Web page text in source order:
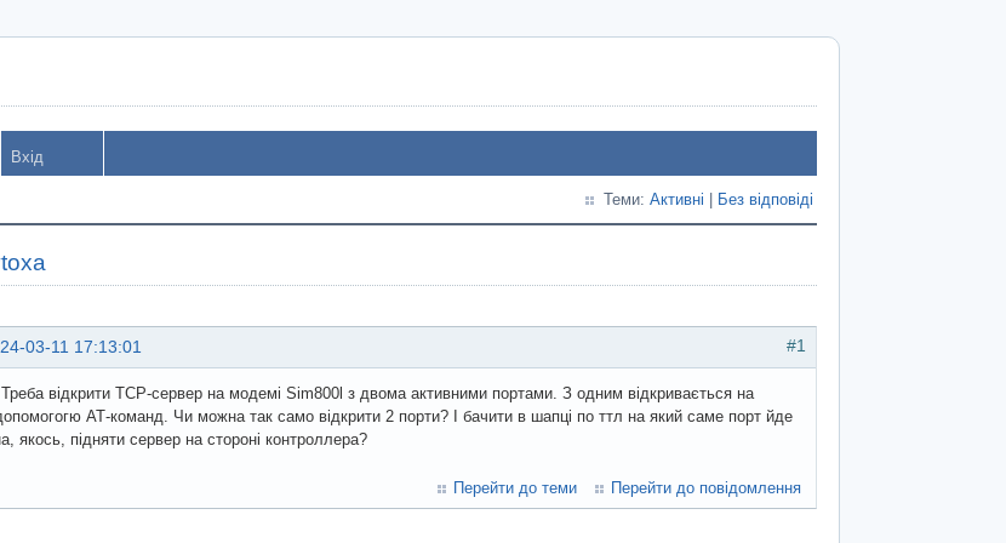
Вхід
Теми: Активні Без відповіді
#1
03-11 17:13:01
відкрити TCP-сервер на модемі Sim800l з двома активними портами. З одним відкривається на
АТ-команд. Чи можна так само відкрити 2 порти? І бачити в шапці по ттл на який саме порт йде
якось, підняти сервер на стороні контроллера?
Перейти до теми Перейти до повідомлення